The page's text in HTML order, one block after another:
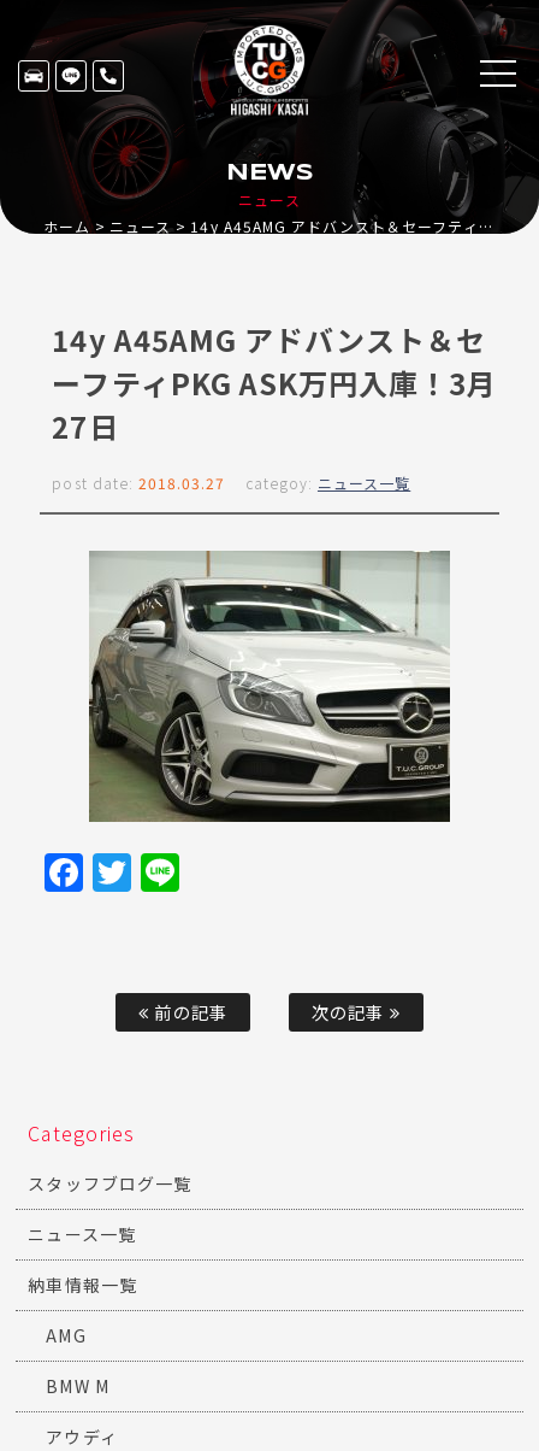
ニュース
NEWS
ホーム ニュース 14y A45AMG アドバンスト＆セーフティPKG ASK万円入庫！3月27日
14y A45AMG アドバンスト＆セ
ーフティPKG ASK万円入庫！3月
27日
post date: 2018.03.27 categoy: ニュース一覧
Facebook
Twitter
前の記事 次の記事
Categories
スタッフブログ一覧
ニュース一覧
納車情報一覧
AMG
BMW M
アウディ